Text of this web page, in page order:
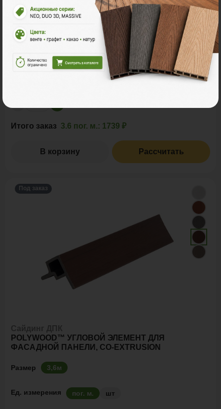
ФАСАДНОЙ ПАНЕЛИ ДВУХЦВЕТНЫЙ, CO-
EXTRUSION
Размер
Ед. измерения пог. м. шт
Итого заказ 3.6 пог. м.: 1739 ₽
В корзину Рассчитать
Под заказ
POLYWOOD™ УГЛОВОЙ ЭЛЕМЕНТ ДЛЯ
ФАСАДНОЙ ПАНЕЛИ, CO-EXTRUSION
Размер 3,6м
Ед. измерения пог. м. шт